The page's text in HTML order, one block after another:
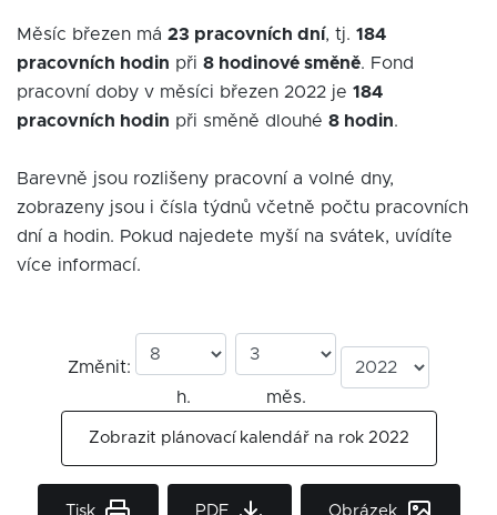
Měsíc březen má 23 pracovních dní, tj. 184
pracovních hodin při 8 hodinové směně. Fond
pracovní doby v měsíci březen 2022 je 184
pracovních hodin při směně dlouhé 8 hodin.
Barevně jsou rozlišeny pracovní a volné dny,
zobrazeny jsou i čísla týdnů včetně počtu pracovních
dní a hodin. Pokud najedete myší na svátek, uvídíte
více informací.
Změnit:
h.
měs.
Zobrazit plánovací kalendář na rok 2022
Tisk PDF Obrázek